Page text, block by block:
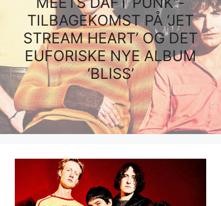
TILBAGEKOMST PÅ ‘JET
STREAM HEART’ OG DET
EUFORISKE NYE ALBUM
‘BLISS’